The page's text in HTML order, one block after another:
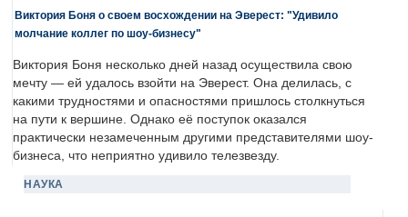
Виктория Боня о своем восхождении на Эверест: "Удивило
молчание коллег по шоу-бизнесу"
Виктория Боня несколько дней назад осуществила свою
мечту — ей удалось взойти на Эверест. Она делилась, с
какими трудностями и опасностями пришлось столкнуться
на пути к вершине. Однако её поступок оказался
практически незамеченным другими представителями шоу-
бизнеса, что неприятно удивило телезвезду.
НАУКА